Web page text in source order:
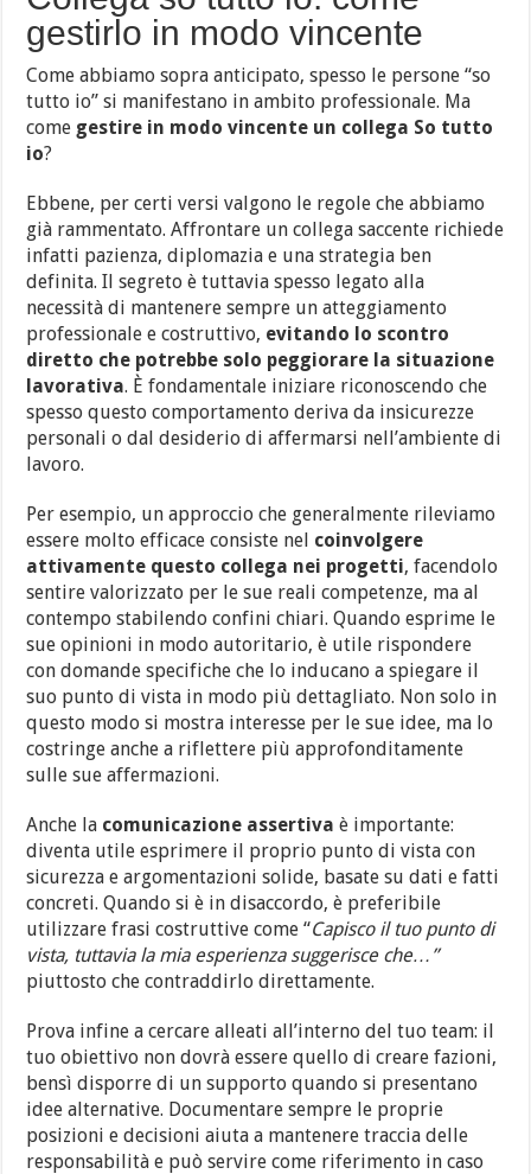
gestirlo in modo vincente
Come abbiamo sopra anticipato, spesso le persone “so
tutto io” si manifestano in ambito professionale. Ma
come gestire in modo vincente un collega So tutto
io?
Ebbene, per certi versi valgono le regole che abbiamo
già rammentato. Affrontare un collega saccente richiede
infatti pazienza, diplomazia e una strategia ben
definita. Il segreto è tuttavia spesso legato alla
necessità di mantenere sempre un atteggiamento
professionale e costruttivo, evitando lo scontro
diretto che potrebbe solo peggiorare la situazione
lavorativa. È fondamentale iniziare riconoscendo che
spesso questo comportamento deriva da insicurezze
personali o dal desiderio di affermarsi nell’ambiente di
lavoro.
Per esempio, un approccio che generalmente rileviamo
essere molto efficace consiste nel coinvolgere
attivamente questo collega nei progetti, facendolo
sentire valorizzato per le sue reali competenze, ma al
contempo stabilendo confini chiari. Quando esprime le
sue opinioni in modo autoritario, è utile rispondere
con domande specifiche che lo inducano a spiegare il
suo punto di vista in modo più dettagliato. Non solo in
questo modo si mostra interesse per le sue idee, ma lo
costringe anche a riflettere più approfonditamente
sulle sue affermazioni.
Anche la comunicazione assertivaè importante:
diventa utile esprimere il proprio punto di vista con
sicurezza e argomentazioni solide, basate su dati e fatti
concreti. Quando si è in disaccordo, è preferibile
utilizzare frasi costruttive come “Capisco il tuo punto di
vista, tuttavia la mia esperienza suggerisce che…”
piuttosto che contraddirlo direttamente.
Prova infine a cercare alleati all’interno del tuo team: il
tuo obiettivo non dovrà essere quello di creare fazioni,
bensì disporre di un supporto quando si presentano
idee alternative. Documentare sempre le proprie
posizioni e decisioni aiuta a mantenere traccia delle
responsabilità e può servire come riferimento in caso